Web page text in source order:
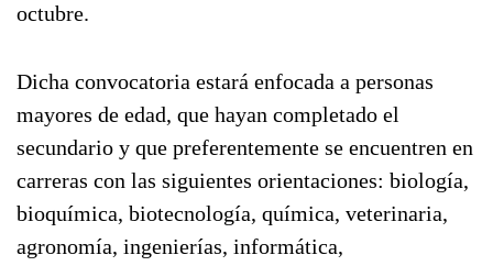
octubre.
Dicha convocatoria estará enfocada a personas
mayores de edad, que hayan completado el
secundario y que preferentemente se encuentren en
carreras con las siguientes orientaciones: biología,
bioquímica, biotecnología, química, veterinaria,
agronomía, ingenierías, informática,